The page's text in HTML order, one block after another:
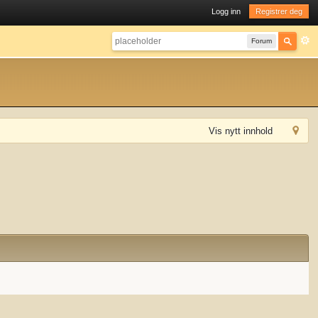
Logg inn Registrer deg
Forum
Vis nytt innhold